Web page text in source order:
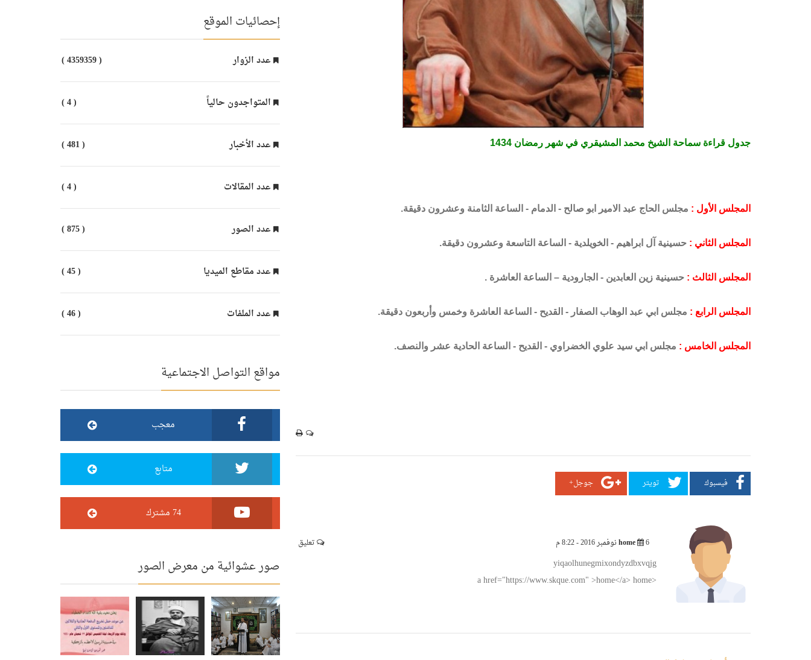
جدول قراءة سماحة الشيخ محمد المشيقري في شهر رمضان 1434
المجلس الأول : مجلس الحاج عبد الامير ابو صالح - الدمام - الساعة الثامنة وعشرون دقيقة.
المجلس الثاني :حسينية آل ابراهيم - الخويلدية - الساعة التاسعة وعشرون دقيقة.
المجلس الثالث : حسينية زين العابدين - الجارودية – الساعة العاشرة .
المجلس الرابع : مجلس ابي عبد الوهاب الصفار - القديح - الساعة العاشرة وخمس وأربعون دقيقة.
المجلس الخامس : مجلس ابي سيد علوي الخضراوي - القديح - الساعة الحادية عشر والنصف.
فيسبوك تويتر جوجل+
home 6 نوفمبر 2016 - 8:22 م تعليق
yiqaolhunegmixondyzdbxvqjg
<a href="https://www.skque.com" >home</a>
home
إحصائيات الموقع
عدد الزوار ( 4359359 )
المتواجدون حالياً ( 4 )
عدد الأخبار ( 481 )
عدد المقالات ( 4 )
عدد الصور ( 875 )
عدد مقاطع الميديا ( 45 )
عدد الملفات ( 46 )
مواقع التواصل الاجتماعية
معجب
متابع
74 مشترك
صور عشوائية من معرض الصور